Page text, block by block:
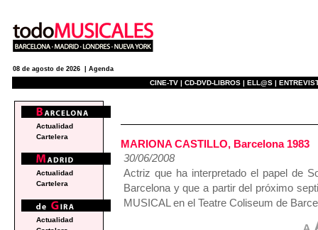
08 de agosto de 2026 | Agenda
CINE-TV | CD-DVD-LIBROS | ELL@S |
MARIONA CASTILLO, Barcelona 1983
30/06/2008
Actriz que ha interpretado el papel de
Barcelona y que a partir del próximo
MUSICAL en el Teatre Coliseum de
Actualidad
Cartelera
Actualidad
Cartelera
Actualidad